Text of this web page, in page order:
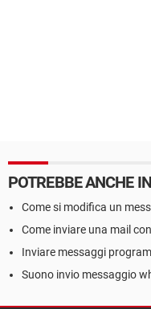
POTREBBE ANCHE
Come si modifica un
Come inviare una mail
Inviare messaggi
Suono invio messaggio